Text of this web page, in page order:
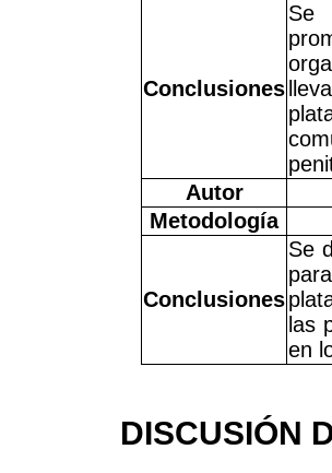
Conclusiones
Se
Autor
Metodología
Conclusiones
Se
las
en
DISCUSIÓN